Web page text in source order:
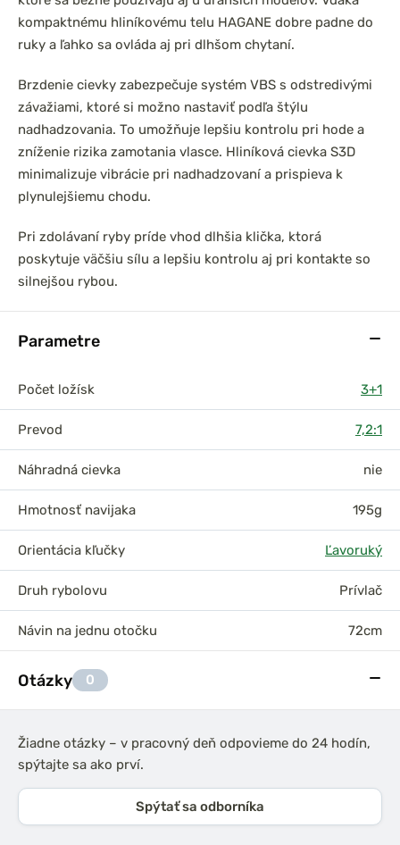
kompaktnému hliníkovému telu HAGANE dobre padne do
ruky a ľahko sa ovláda aj pri dlhšom chytaní.
Brzdenie cievky zabezpečuje systém VBS s odstredivými
závažiami, ktoré si možno nastaviť podľa štýlu
nadhadzovania. To umožňuje lepšiu kontrolu pri hode a
zníženie rizika zamotania vlasce. Hliníková cievka S3D
minimalizuje vibrácie pri nadhadzovaní a prispieva k
plynulejšiemu chodu.
Pri zdolávaní ryby príde vhod dlhšia klička, ktorá
poskytuje väčšiu sílu a lepšiu kontrolu aj pri kontakte so
silnejšou rybou.
Parametre
Počet ložísk 3+1
Prevod 7,2:1
Náhradná cievka nie
Hmotnosť navijaka 195g
Orientácia kľučky Ľavoruký
Druh rybolovu Prívlač
Návin na jednu otočku 72cm
Otázky 0
Žiadne otázky – v pracovný deň odpovieme do 24 hodín,
spýtajte sa ako prví.
Spýtať sa odborníka